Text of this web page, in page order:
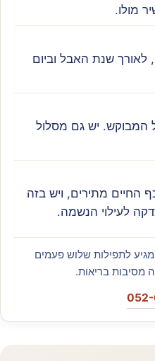
מולו.
שנת האבל וביום
יש גם מסלול
החיים מתירים, ויש בזה
לעילוי הנשמה.
לתפילות שלוש פעמים
מסיבות בריאות.